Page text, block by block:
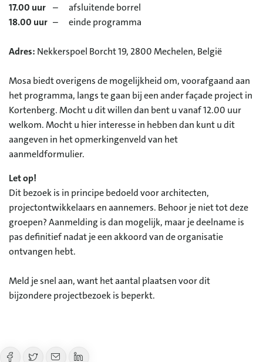
17.00 uur – afsluitende borrel
18.00 uur – einde programma
Adres: Nekkerspoel Borcht 19, 2800 Mechelen, België
Mosa biedt overigens de mogelijkheid om, voorafgaand aan
het programma, langs te gaan bij een ander façade project in
Kortenberg. Mocht u dit willen dan bent u vanaf 12.00 uur
welkom. Mocht u hier interesse in hebben dan kunt u dit
aangeven in het opmerkingenveld van het
aanmeldformulier.
Let op!
Dit bezoek is in principe bedoeld voor architecten,
projectontwikkelaars en aannemers. Behoor je niet tot deze
groepen? Aanmelding is dan mogelijk, maar je deelname is
pas definitief nadat je een akkoord van de organisatie
ontvangen hebt.
Meld je snel aan, want het aantal plaatsen voor dit
bijzondere projectbezoek is beperkt.